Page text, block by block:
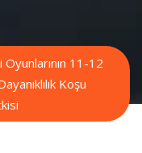
11-12
Koşu